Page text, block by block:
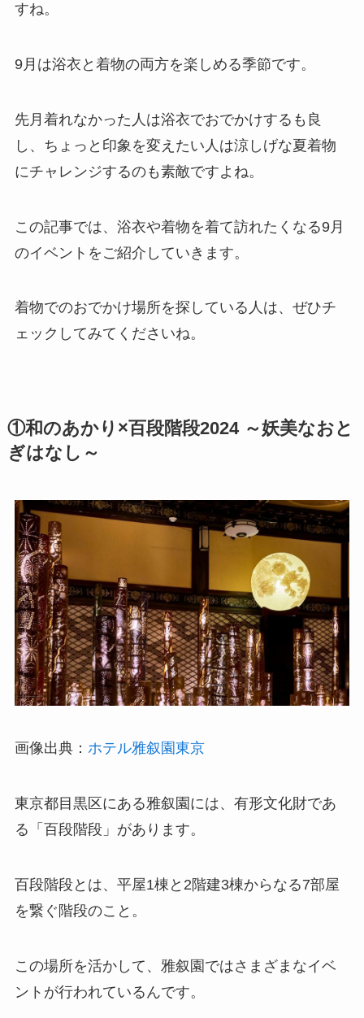
すね。
9月は浴衣と着物の両方を楽しめる季節です。
先月着れなかった人は浴衣でおでかけするも良
し、ちょっと印象を変えたい人は涼しげな夏着物
にチャレンジするのも素敵ですよね。
この記事では、浴衣や着物を着て訪れたくなる9月
のイベントをご紹介していきます。
着物でのおでかけ場所を探している人は、ぜひチ
ェックしてみてくださいね。
①和のあかり×百段階段2024 ～妖美なおと
ぎはなし～
画像出典： ホテル雅叙園東京
東京都目黒区にある雅叙園には、有形文化財であ
る「百段階段」があります。
百段階段とは、平屋1棟と2階建3棟からなる7部屋
を繋ぐ階段のこと。
この場所を活かして、雅叙園ではさまざまなイベ
ントが行われているんです。